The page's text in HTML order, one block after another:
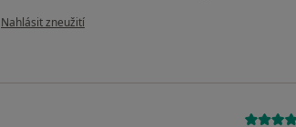
podle názoru uživatele Moc děkuji za skvělou péči.
Nahlásit zneužití